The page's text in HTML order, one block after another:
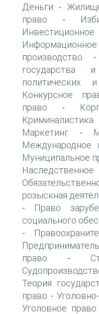
Деньги -
право -
Информационное
производство
государства
политических
Конкурсное
право -
Криминалистика
Маркетинг -
Международное
Муниципальное
розыскная
- Право
социального
-
право -
Теория
право -
Уголовное право